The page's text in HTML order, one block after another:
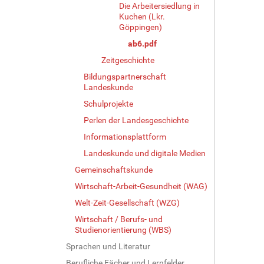
Die Arbeitersiedlung in
Kuchen (Lkr.
Göppingen)
ab6.pdf
Zeitgeschichte
Bildungspartnerschaft
Landeskunde
Schulprojekte
Perlen der Landesgeschichte
Informationsplattform
Landeskunde und digitale Medien
Gemeinschaftskunde
Wirtschaft-Arbeit-Gesundheit (WAG)
Welt-Zeit-Gesellschaft (WZG)
Wirtschaft / Berufs- und
Studienorientierung (WBS)
Sprachen und Literatur